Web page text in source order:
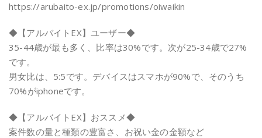
https://arubaito-ex.jp/promotions/oiwaikin
◆【アルバイトEX】ユーザー◆
35-44歳が最も多く、比率は30%です。次が25-34歳で27%
です。
男女比は、5:5です。デバイスはスマホが90%で、そのうち
70%がiphoneです。
◆【アルバイトEX】おススメ◆
案件数の量と種類の豊富さ、お祝い金の金額など